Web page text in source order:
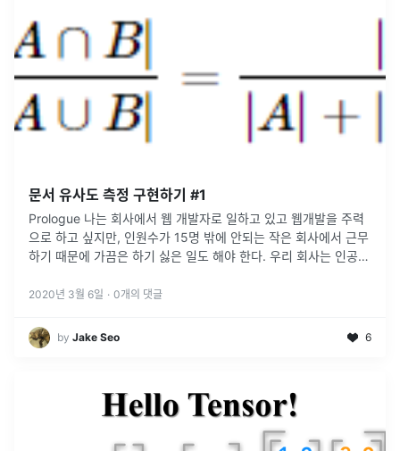
문서 유사도 측정 구현하기 #1
Prologue 나는 회사에서 웹 개발자로 일하고 있고 웹개발을 주력
으로 하고 싶지만, 인원수가 15명 밖에 안되는 작은 회사에서 근무
하기 때문에 가끔은 하기 싫은 일도 해야 한다. 우리 회사는 인공지
과...
2020년 3월 6일 · 0개의 댓글
by Jake Seo 6